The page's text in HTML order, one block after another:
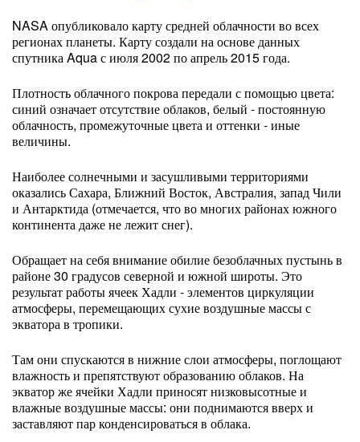
NASA опубликовало карту средней облачности во всех
регионах планеты. Карту создали на основе данных
спутника Aqua с июля 2002 по апрель 2015 года.
Плотность облачного покрова передали с помощью цвета:
синий означает отсутствие облаков, белый - постоянную
облачность, промежуточные цвета и оттенки - иные
величины.
Наиболее солнечными и засушливыми территориями
оказались Сахара, Ближний Восток, Австралия, запад Чили
и Антарктида (отмечается, что во многих районах южного
континента даже не лежит снег).
Обращает на себя внимание обилие безоблачных пустынь в
районе 30 градусов северной и южной широты. Это
результат работы ячеек Хадли - элементов циркуляции
атмосферы, перемещающих сухие воздушные массы с
экватора в тропики.
Там они спускаются в нижние слои атмосферы, поглощают
влажность и препятствуют образованию облаков. На
экватор же ячейки Хадли приносят низковысотные и
влажные воздушные массы: они поднимаются вверх и
заставляют пар конденсироваться в облака.